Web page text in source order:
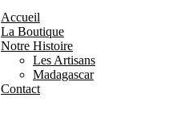
Accueil
La Boutique
Notre Histoire
Les Artisans
Madagascar
Contact